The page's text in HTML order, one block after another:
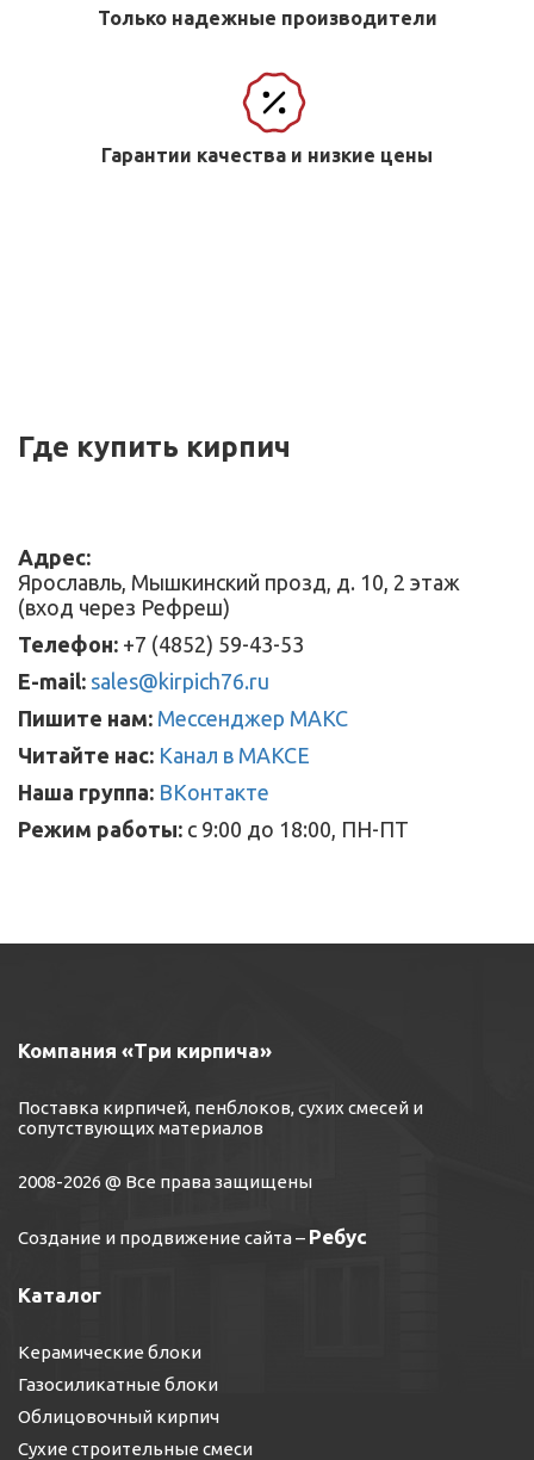
Только надежные производители
Гарантии качества и низкие цены
Где купить кирпич
Адрес:
Ярославль, Мышкинский прозд, д. 10, 2 этаж
(вход через Рефреш)
Телефон: +7 (4852) 59-43-53
E-mail: sales@kirpich76.ru
Пишите нам: Мессенджер МАКС
Читайте нас: Канал в МАКСЕ
Наша группа: ВКонтакте
Режим работы: с 9:00 до 18:00, ПН-ПТ
Компания «Три кирпича»
Поставка кирпичей, пенблоков, сухих смесей и
сопутствующих материалов
2008-2026 @ Все права защищены
Создание и продвижение сайта– Ребус
Каталог
Керамические блоки
Газосиликатные блоки
Облицовочный кирпич
Сухие строительные смеси